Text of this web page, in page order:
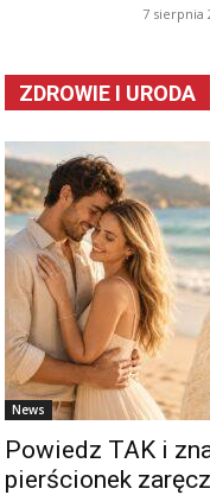
7 sierpnia
ZDROWIE I URODA
News
Powiedz TAK i
pierścionek